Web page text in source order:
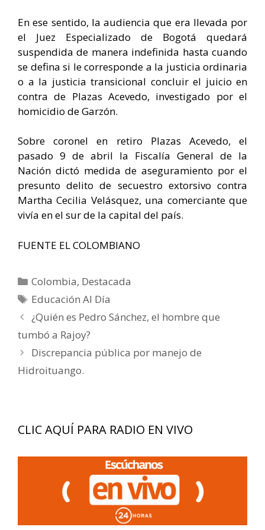
En ese sentido, la audiencia que era llevada por
el Juez Especializado de Bogotá quedará
suspendida de manera indefinida hasta cuando
se defina si le corresponde a la justicia ordinaria
o a la justicia transicional concluir el juicio en
contra de Plazas Acevedo, investigado por el
homicidio de Garzón.
Sobre coronel en retiro Plazas Acevedo, el
pasado 9 de abril la Fiscalía General de la
Nación dictó medida de aseguramiento por el
presunto delito de secuestro extorsivo contra
Martha Cecilia Velásquez, una comerciante que
vivía en el sur de la capital del país.
FUENTE EL COLOMBIANO
Categorías
Colombia, Destacada
Etiquetas
Educación Al Día
Navegación
de
¿Quién es Pedro Sánchez, el hombre que
tumbó a Rajoy?
Discrepancia pública por manejo de
Hidroituango.
CLIC AQUÍ PARA RADIO EN VIVO